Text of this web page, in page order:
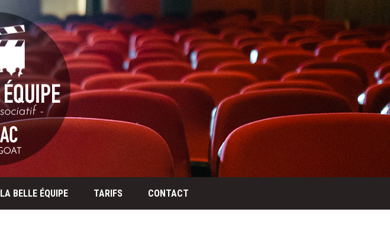
LA BELLE ÉQUIPE TARIFS CONTACT